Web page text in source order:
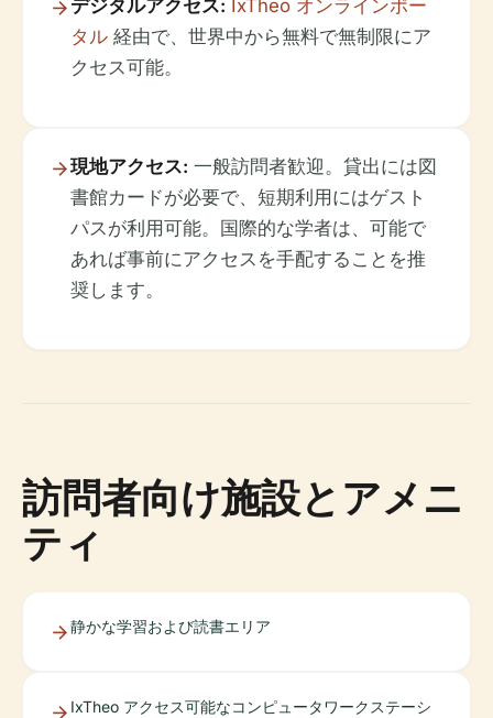
デジタルアクセス: IxTheo オンラインポー
タル 経由で、世界中から無料で無制限にア
クセス可能。
現地アクセス: 一般訪問者歓迎。貸出には図
書館カードが必要で、短期利用にはゲスト
パスが利用可能。国際的な学者は、可能で
あれば事前にアクセスを手配することを推
奨します。
訪問者向け施設とアメニ
ティ
静かな学習および読書エリア
IxTheo アクセス可能なコンピュータワークステーシ